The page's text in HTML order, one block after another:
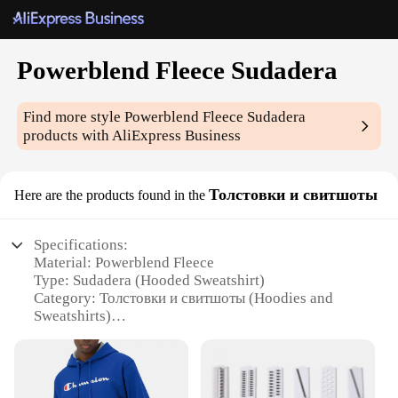
Powerblend Fleece Sudadera
Find more stylePowerblend Fleece Sudadera
products with AliExpress Business
Here are the products found in the Толстовки и свитшоты
Specifications:
Material: Powerblend Fleece
Type: Sudadera (Hooded Sweatshirt)
Category: Толстовки и свитшоты (Hoodies and
Sweatshirts)
Usage and Purpose: Versatile, Ideal for Various
Activities
Performance and Property: Durable, Warm,